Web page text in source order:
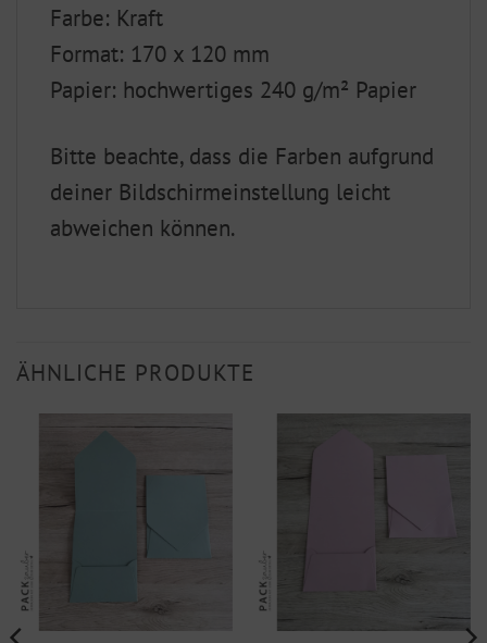
Farbe: Kraft
Format: 170 x 120 mm
Papier: hochwertiges 240 g/m² Papier
Bitte beachte, dass die Farben aufgrund
deiner Bildschirmeinstellung leicht
abweichen können.
ÄHNLICHE PRODUKTE